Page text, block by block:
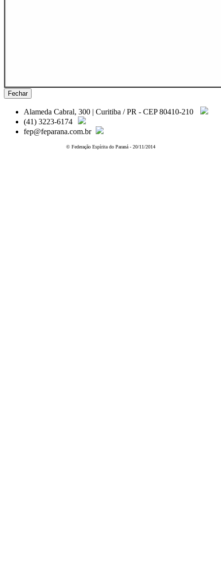
Fechar
Alameda Cabral, 300 | Curitiba / PR - CEP 80410-210
(41) 3223-6174
fep@feparana.com.br
© Federação Espírita do Paraná - 20/11/2014